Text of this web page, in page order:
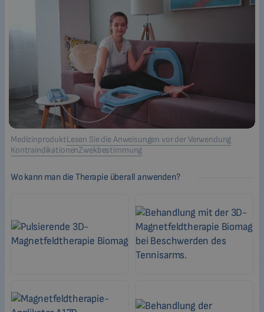
MedizinproduktLesen Sie die Anweisungen vor der Verwendung
KontraindikationenZwekbestimmung
Wo kann man die Therapie überall anwenden?